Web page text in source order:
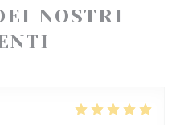
NOSTRI